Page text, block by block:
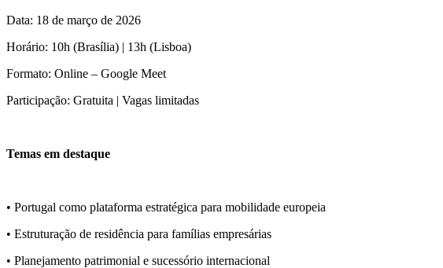
Data: 18 de março de 2026
Horário: 10h (Brasília) | 13h (Lisboa)
Formato: Online – Google Meet
Participação: Gratuita | Vagas limitadas
Temas em destaque
• Portugal como plataforma estratégica para mobilidade europeia
• Estruturação de residência para famílias empresárias
• Planejamento patrimonial e sucessório internacional